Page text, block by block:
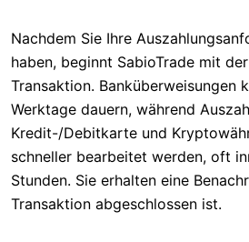
Nachdem Sie Ihre
haben, beginnt SabioTrade mit
Transaktion. Banküberweisungen
Werktage dauern, während
Kredit-/Debitkarte und
schneller bearbeitet werden, oft
Stunden. Sie erhalten eine
Transaktion abgeschlossen ist.